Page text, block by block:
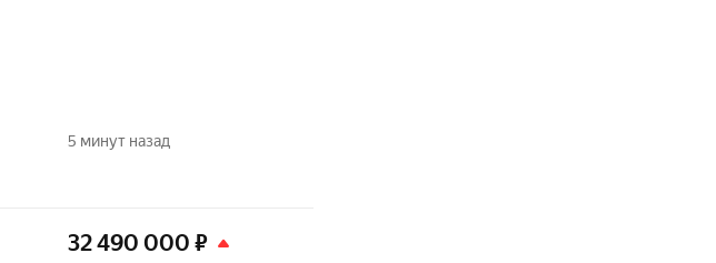
5 минут назад
32 490 000 ₽